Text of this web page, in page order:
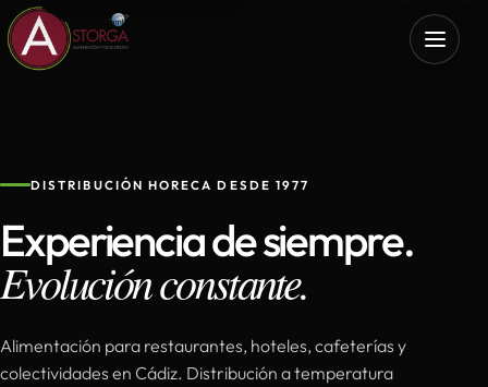
DISTRIBUCIÓN HORECA DESDE 1977
Experiencia de siempre.
Evolución constante.
Alimentación para restaurantes, hoteles, cafeterías y
colectividades en Cádiz. Distribución a temperatura